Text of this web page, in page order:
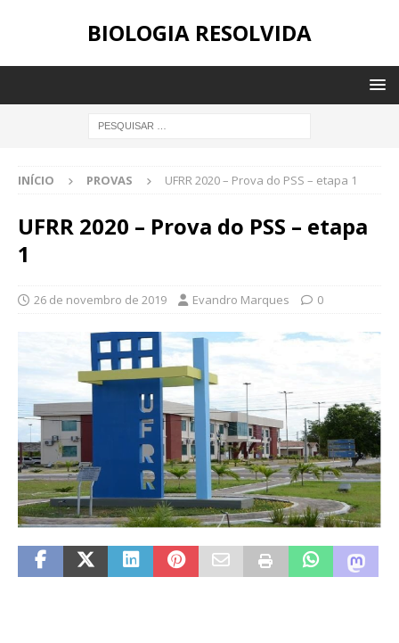
BIOLOGIA RESOLVIDA
INÍCIO PROVAS UFRR 2020 – Prova do PSS – etapa 1
UFRR 2020 – Prova do PSS – etapa
1
26 de novembro de 2019 Evandro Marques 0